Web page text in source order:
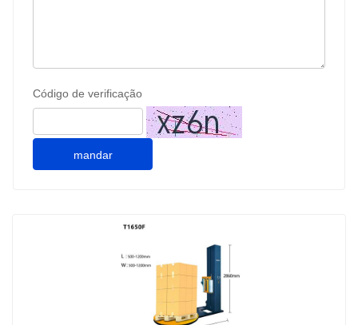
Código de verificação
mandar